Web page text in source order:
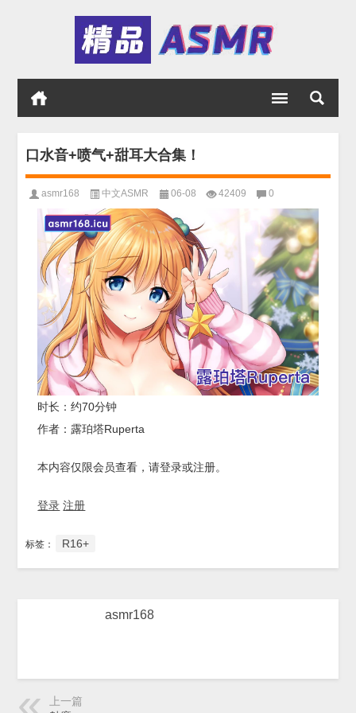
口水音+喷气+甜耳大合集！
asmr168 中文ASMR 06-08 42409 0
时长：约70分钟
作者：露珀塔Ruperta
本内容仅限会员查看，请登录或注册。
登录 注册
标签： R16+
asmr168
上一篇